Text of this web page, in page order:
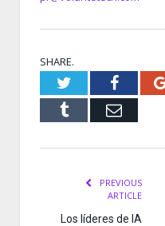
SHARE.
Twitter
Tumblr Email
PREVIOUS
ARTICLE
Los líderes de IA